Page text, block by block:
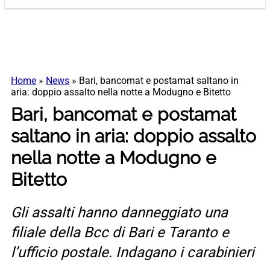
Home » News » Bari, bancomat e postamat saltano in
aria: doppio assalto nella notte a Modugno e Bitetto
Bari, bancomat e postamat
saltano in aria: doppio assalto
nella notte a Modugno e
Bitetto
Gli assalti hanno danneggiato una
filiale della Bcc di Bari e Taranto e
l’ufficio postale. Indagano i carabinieri